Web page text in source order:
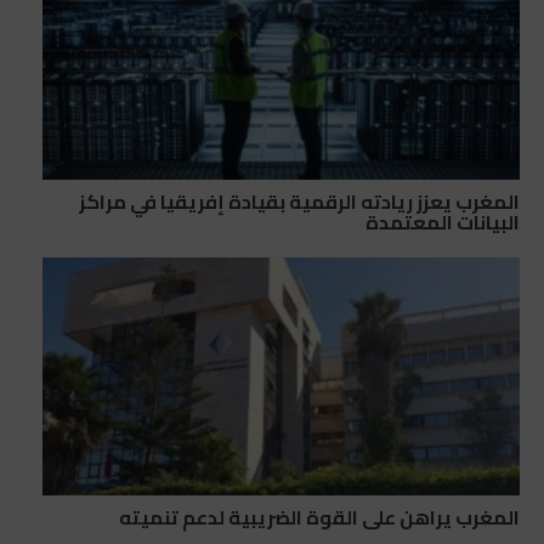
المغرب يعزز ريادته الرقمية بقيادة إفريقيا في مراكز
البيانات المعتمدة
المغرب يراهن على القوة الضريبية لدعم تنميته